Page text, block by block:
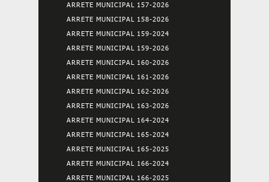
ARRETE MUNICIPAL 157-2026
ARRETE MUNICIPAL 158-2026
ARRETE MUNICIPAL 159-2024
ARRETE MUNICIPAL 159-2026
ARRETE MUNICIPAL 160-2026
ARRETE MUNICIPAL 161-2026
ARRETE MUNICIPAL 162-2026
ARRETE MUNICIPAL 163-2026
ARRETE MUNICIPAL 164-2024
ARRETE MUNICIPAL 165-2024
ARRETE MUNICIPAL 165-2025
ARRETE MUNICIPAL 166-2024
ARRETE MUNICIPAL 166-2025